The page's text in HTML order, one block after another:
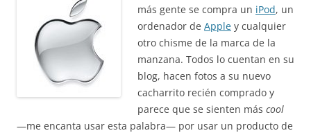
más gente se compra un iPod, un
ordenador de Apple y cualquier
otro chisme de la marca de la
manzana. Todos lo cuentan en su
blog, hacen fotos a su nuevo
cacharrito recién comprado y
parece que se sienten más cool
—me encanta usar esta palabra— por usar un producto de